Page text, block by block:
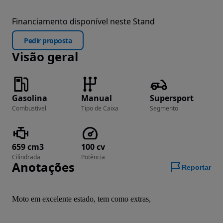
Financiamento disponível neste Stand
Pedir proposta
Visão geral
Gasolina
Combustível
Manual
Tipo de Caixa
Supersport
Segmento
659 cm3
Cilindrada
100 cv
Potência
Anotações Reportar
Moto em excelente estado, tem como extras,